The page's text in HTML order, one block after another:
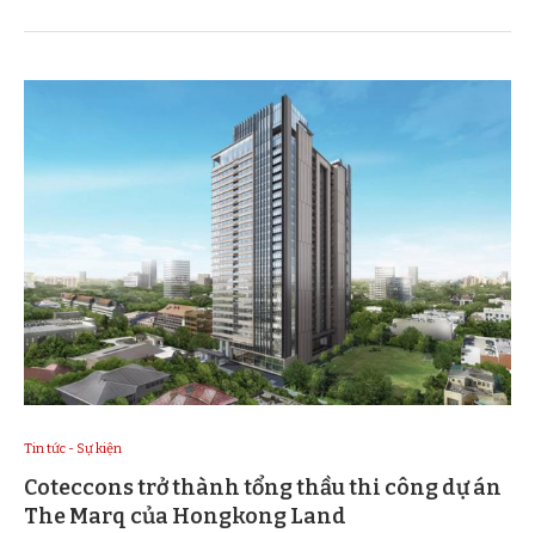
Tin tức - Sự kiện
Coteccons trở thành tổng thầu thi công dự án
The Marq của Hongkong Land